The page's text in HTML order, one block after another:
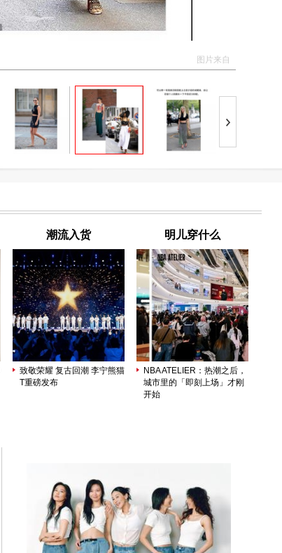
图片来自
潮流入货
致敬荣耀 复古回潮 李宁熊猫
T重磅发布
明儿穿什么
NBA ATELIER：热潮之后，
城市里的「即刻上场」才刚
开始